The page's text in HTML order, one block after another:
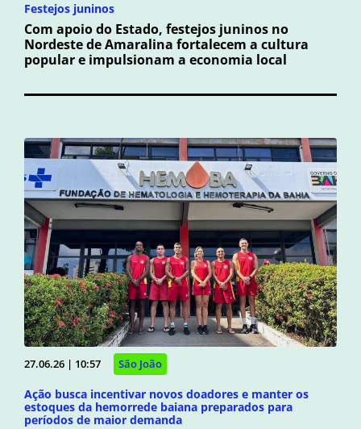
Festejos juninos
Com apoio do Estado, festejos juninos no
Nordeste de Amaralina fortalecem a cultura
popular e impulsionam a economia local
27.06.26 | 10:57 São João
Ação busca incentivar novos doadores e manter os
estoques da hemorrede baiana preparados para
períodos de maior demanda